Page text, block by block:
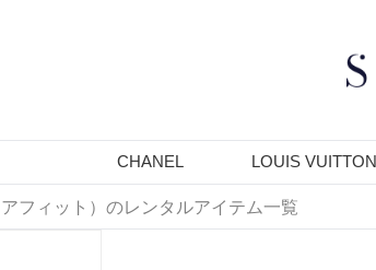
CHANEL LOUIS VUITTON
フィット）のレンタルアイテム一覧